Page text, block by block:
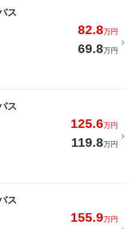
ス
82.8万円
69.8万円
ス
125.6万円
119.8万円
ス
155.9万円